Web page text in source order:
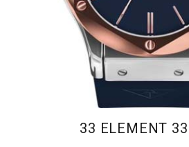
33 ELEMENT